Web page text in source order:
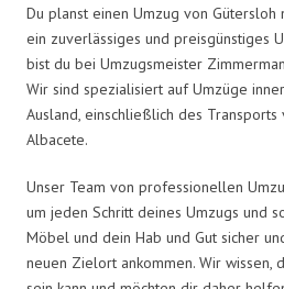
Du planst einen Umzug von Gütersloh
ein zuverlässiges und preisgünstiges
bist du bei Umzugsmeister
Wir sind spezialisiert auf Umzüge
Ausland, einschließlich des Transports
Albacete.
Unser Team von professionellen
um jeden Schritt deines Umzugs und
Möbel und dein Hab und Gut sicher
neuen Zielort ankommen. Wir wissen,